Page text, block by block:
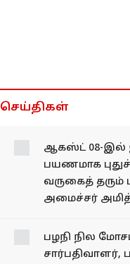
செய்திகள்
ஆகஸ்ட் 08-இல்
பயணமாக
வருகைத்
அமைச்சர்
பழநி